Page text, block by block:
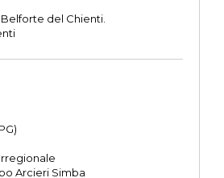
del Chienti.
Arcieri Simba